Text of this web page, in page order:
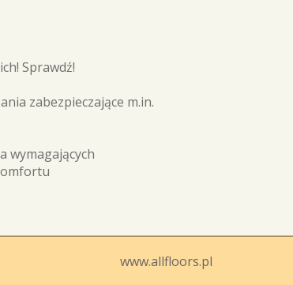
Sprawdź!
zabezpieczające m.in.
wymagających
www.allfloors.pl